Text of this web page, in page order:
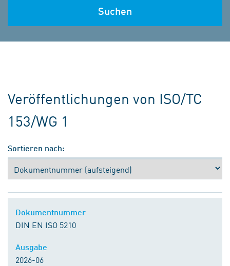
Suchen
Veröffentlichungen von ISO/TC
153/WG 1
Sortieren nach:
DIN EN ISO 5210
2026-06